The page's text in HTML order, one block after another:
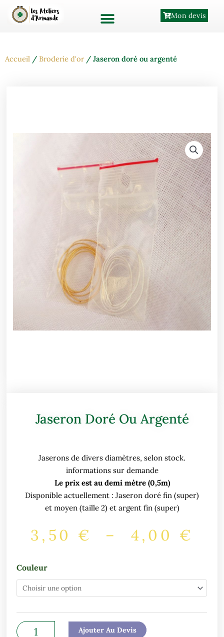
Aller
Mon devis
Accueil / Broderie d'or/ Jaseron doré ou argenté
Jaseron Doré Ou Argenté
Jaserons de divers diamètres, selon stock.
informations sur demande
Le prix est au demi mètre (0,5m)
Disponible actuellement : Jaseron doré fin (super)
et moyen (taille 2) et argent fin (super)
3,50 € – 4,00 €
à
Couleur
quantité
de
Jaseron
ou
argenté
Ajouter Au Devis